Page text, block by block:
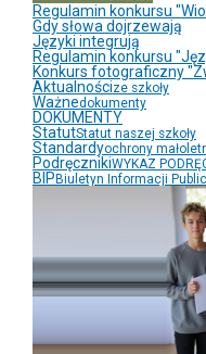
Regulamin konkursu
Gdy słowa dojrzewają
Języki integrują
Regulamin konkursu
Konkurs fotograficzny
Aktualnościze szkoły
Ważnedokumenty
DOKUMENTY
StatutStatut naszej szkoły
Standardyochrony
PodręcznikiWYKAZ
BIPBiuletyn Informacji